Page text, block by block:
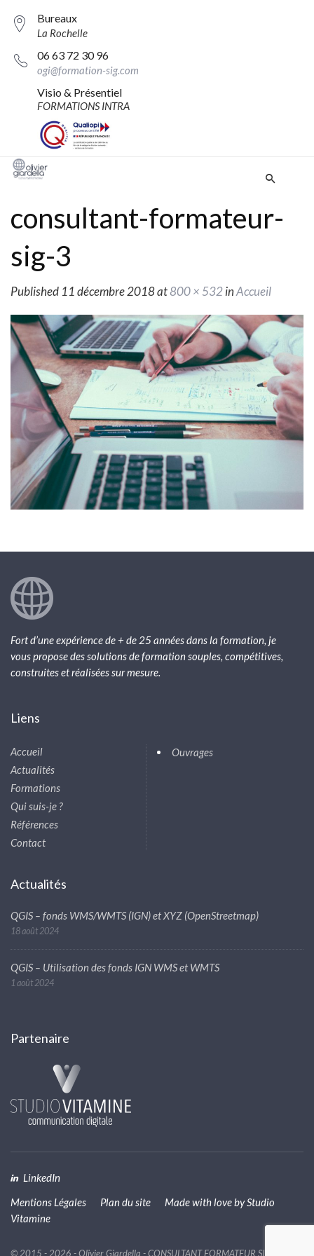
Bureaux
La Rochelle
06 63 72 30 96
ogi@formation-sig.com
Visio & Présentiel
FORMATIONS INTRA
consultant-formateur-
sig-3
Published 11 décembre 2018at800 × 532inAccueil
Fort d’une expérience de + de 25 années dans la formation, je
vous propose des solutions de formation souples, compétitives,
construites et réalisées sur mesure.
Liens
Accueil
Actualités
Formations
Qui suis-je ?
Références
Contact
Ouvrages
Actualités
QGIS – fonds WMS/WMTS (IGN) et XYZ (OpenStreetmap)
18 août 2024
QGIS – Utilisation des fonds IGN WMS et WMTS
1 août 2024
Partenaire
LinkedIn
Mentions Légales
Plan du site Made with love byStudio
Vitamine
© 2015 - 2026 - Olivier Giardella - CONSULTANT FORMATEUR SIG